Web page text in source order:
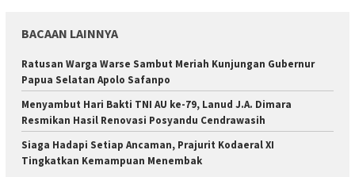
BACAAN LAINNYA
Ratusan Warga Warse Sambut Meriah Kunjungan Gubernur
Papua Selatan Apolo Safanpo
Menyambut Hari Bakti TNI AU ke-79, Lanud J.A. Dimara
Resmikan Hasil Renovasi Posyandu Cendrawasih
Siaga Hadapi Setiap Ancaman, Prajurit Kodaeral XI
Tingkatkan Kemampuan Menembak